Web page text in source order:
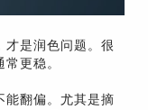
才是润色问题。很
更稳。
能翻偏。尤其是摘